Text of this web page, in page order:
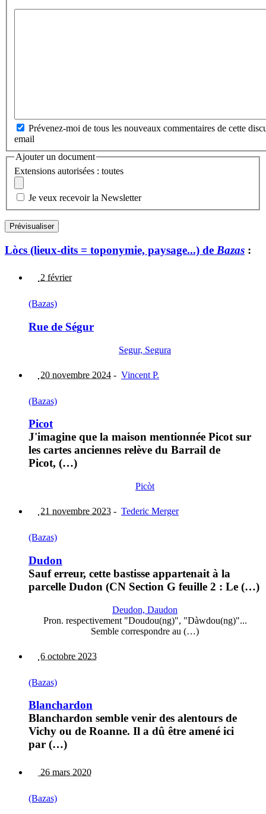
Prévenez-moi de tous les nouveaux commentaires de cette
email
Ajouter un document
Extensions autorisées : toutes
Je veux recevoir la Newsletter
Lòcs (lieux-dits = toponymie, paysage...) de Bazas :
2 février
(Bazas)
Rue de Ségur
Segur, Segura
20 novembre 2024 - Vincent P.
(Bazas)
Picot
J'imagine que la maison mentionnée Picot sur
les cartes anciennes relève du Barrail de
Picot, (…)
Picòt
21 novembre 2023 - Tederic Merger
(Bazas)
Dudon
Sauf erreur, cette bastisse appartenait à la
parcelle Dudon (CN Section G feuille 2 : Le (…)
Deudon, Daudon
Pron. respectivement "Doudou(ng)", "Dàwdou(ng)"...
Semble correspondre au (…)
6 octobre 2023
(Bazas)
Blanchardon
Blanchardon semble venir des alentours de
Vichy ou de Roanne. Il a dû être amené ici
par (…)
26 mars 2020
(Bazas)